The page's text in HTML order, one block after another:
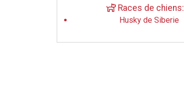
Races de chiens:
Husky de Siberie